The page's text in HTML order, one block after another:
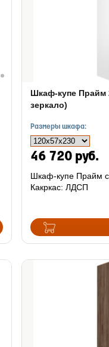
Шкаф-купе Прайм
зеркало)
Размеры шкафа:
46 720 руб.
Шкаф-купе Прайм с
Какркас: ЛДСП